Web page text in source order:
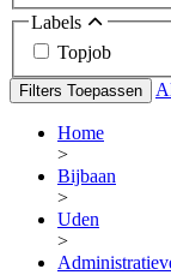
Labels
Topjob
Filters Toepassen
Home
>
Bijbaan
>
Uden
>